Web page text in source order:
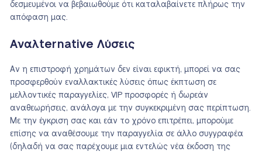
δεσμευμένοι να βεβαιωθούμε ότι καταλαβαίνετε πλήρως την
απόφαση μας.
Αναλternative Λύσεις
Αν η επιστροφή χρημάτων δεν είναι εφικτή, μπορεί να σας
προσφερθούν εναλλακτικές λύσεις όπως έκπτωση σε
μελλοντικές παραγγελίες, VIP προσφορές ή δωρεάν
αναθεωρήσεις, ανάλογα με την συγκεκριμένη σας περίπτωση.
Με την έγκριση σας και εάν το χρόνο επιτρέπει, μπορούμε
επίσης να αναθέσουμε την παραγγελία σε άλλο συγγραφέα
(δηλαδή να σας παρέχουμε μια εντελώς νέα έκδοση της